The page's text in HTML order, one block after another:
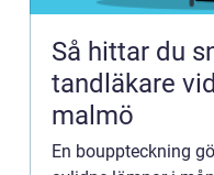
Så hittar du
tandläkare
malmö
En bouppteckning